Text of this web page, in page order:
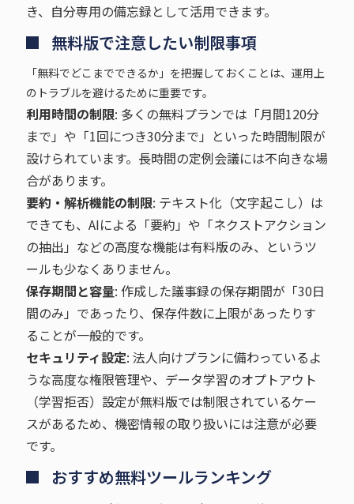
き、自分専用の備忘録として活用できます。
無料版で注意したい制限事項
「無料でどこまでできるか」を把握しておくことは、運用上
のトラブルを避けるために重要です。
利用時間の制限: 多くの無料プランでは「月間120分
まで」や「1回につき30分まで」といった時間制限が
設けられています。長時間の定例会議には不向きな場
合があります。
要約・解析機能の制限: テキスト化（文字起こし）は
できても、AIによる「要約」や「ネクストアクション
の抽出」などの高度な機能は有料版のみ、というツ
ールも少なくありません。
保存期間と容量: 作成した議事録の保存期間が「30日
間のみ」であったり、保存件数に上限があったりす
ることが一般的です。
セキュリティ設定: 法人向けプランに備わっているよ
うな高度な権限管理や、データ学習のオプトアウト
（学習拒否）設定が無料版では制限されているケー
スがあるため、機密情報の取り扱いには注意が必要
です。
おすすめ無料ツールランキング